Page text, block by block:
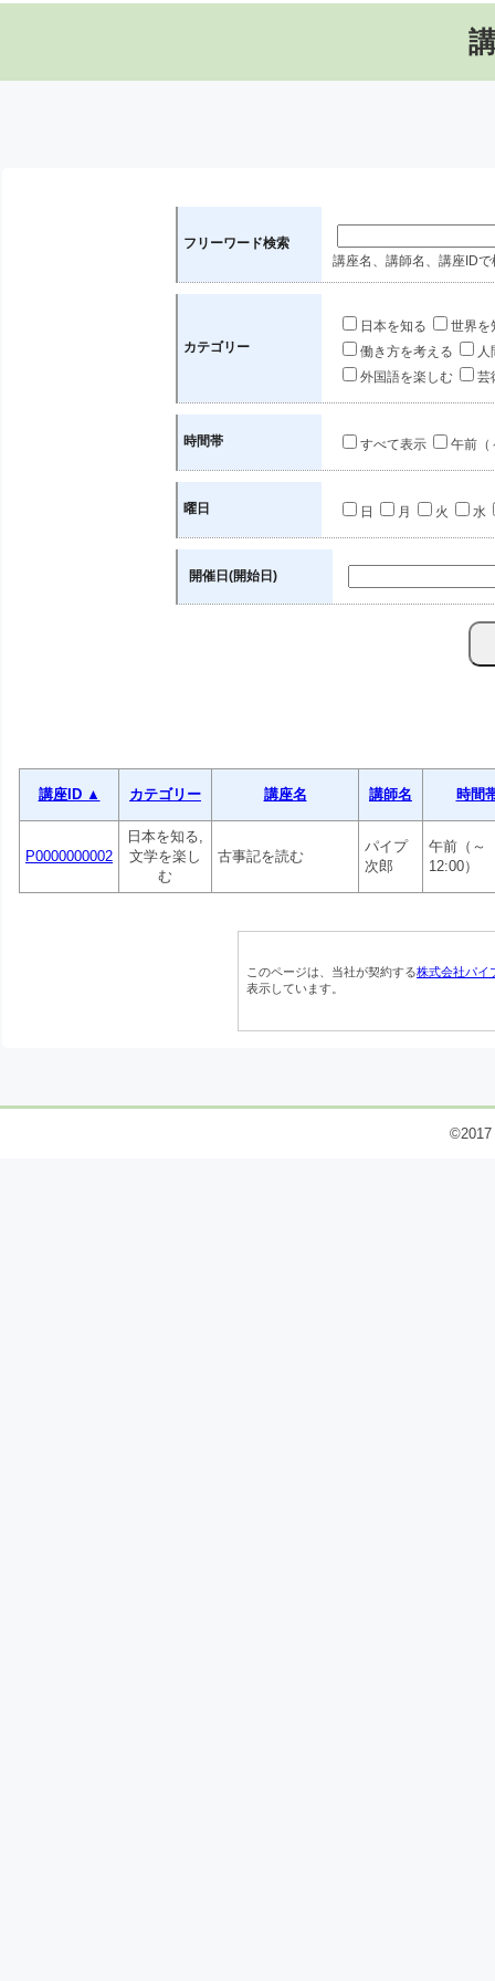
フリーワード検索
講座名、講師名、講座IDで
カテゴリー
日本を知る
世界を
働き方を考える
人
外国語を楽しむ
芸
時間帯 すべて表示 午前（
曜日 日 月 火 水
開催日(開始日)
講座ID ▲ カテゴリー 講座名 講師名 時間
P0000000002
日本を知る,
文学を楽し
む
古事記を読む
パイプ
次郎
午前（～
12:00）
このページは、当社が契約する株式会社パイ
表示しています。
©2017